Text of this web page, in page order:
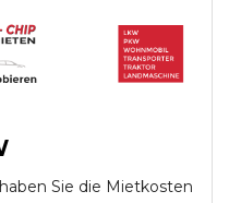
Sie die Mietkosten